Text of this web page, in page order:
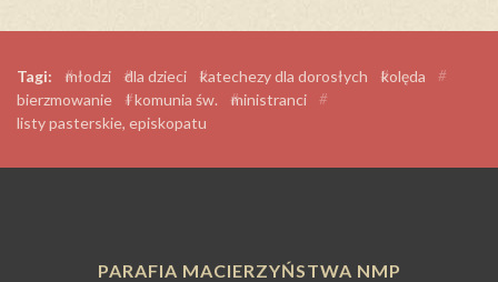
Tagi: #
młodzi #
dla dzieci #
katechezy dla dorosłych #
kolęda #
bierzmowanie #
I komunia św. #
ministranci #
listy pasterskie, episkopatu
PARAFIA MACIERZYŃSTWA NMP